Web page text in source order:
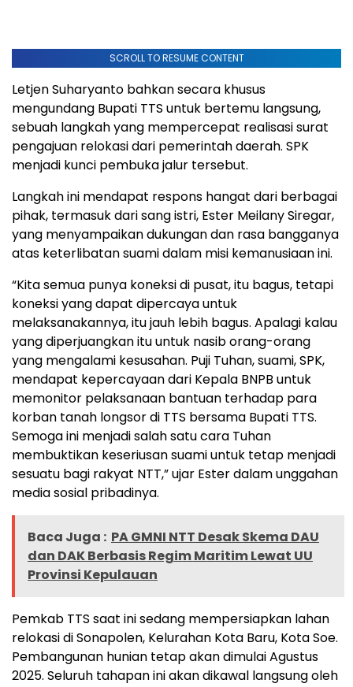
SCROLL TO RESUME CONTENT
Letjen Suharyanto bahkan secara khusus
mengundang Bupati TTS untuk bertemu langsung,
sebuah langkah yang mempercepat realisasi surat
pengajuan relokasi dari pemerintah daerah. SPK
menjadi kunci pembuka jalur tersebut.
Langkah ini mendapat respons hangat dari berbagai
pihak, termasuk dari sang istri, Ester Meilany Siregar,
yang menyampaikan dukungan dan rasa bangganya
atas keterlibatan suami dalam misi kemanusiaan ini.
“Kita semua punya koneksi di pusat, itu bagus, tetapi
koneksi yang dapat dipercaya untuk
melaksanakannya, itu jauh lebih bagus. Apalagi kalau
yang diperjuangkan itu untuk nasib orang-orang
yang mengalami kesusahan. Puji Tuhan, suami, SPK,
mendapat kepercayaan dari Kepala BNPB untuk
memonitor pelaksanaan bantuan terhadap para
korban tanah longsor di TTS bersama Bupati TTS.
Semoga ini menjadi salah satu cara Tuhan
membuktikan keseriusan suami untuk tetap menjadi
sesuatu bagi rakyat NTT,” ujar Ester dalam unggahan
media sosial pribadinya.
Baca Juga : PA GMNI NTT Desak Skema DAU
dan DAK Berbasis Regim Maritim Lewat UU
Provinsi Kepulauan
Pemkab TTS saat ini sedang mempersiapkan lahan
relokasi di Sonapolen, Kelurahan Kota Baru, Kota Soe.
Pembangunan hunian tetap akan dimulai Agustus
2025. Seluruh tahapan ini akan dikawal langsung oleh